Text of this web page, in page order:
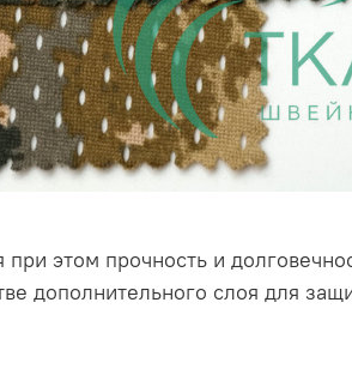
этом прочность и
дополнительного слоя для